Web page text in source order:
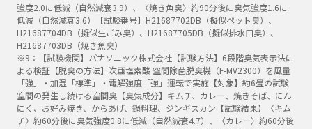
強度2.0に低減（自然減衰3.9）、〈焼き魚臭〉約90分後に臭気強度1.6に
低減（自然減衰3.6）【試験番号】H21687702DB（擬似ペット臭）、
H21687704DB（擬似生ごみ臭）、H21687705DB（擬似排水口臭）、
H21687703DB（焼き魚臭）
※9：【試験機関】パナソニック株式会社【試験方法】6段階臭気表示法に
よる検証【脱臭の方法】次亜塩素酸 空間除菌脱臭機（F-MV2300）を風量
「強」・加湿「標準」・電解強度「強」運転で実施【対象】約6畳の試験
空間の発生し続ける空間臭【臭気成分】キムチ、カレー、焼きそば、にん
にく、お好み焼き、からあげ、鍋料理、ジンギスカン【試験結果】〈キム
チ〉約60分後に臭気強度0.8に低減（自然減衰4.7）、〈カレー〉約60分後